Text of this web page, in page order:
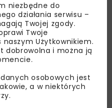
Prywatnościi
na otrzymywanie na
korespondencji
ZAPISZ MNIE
niezbędne do
działania serwisu –
Twojej zgody.
Twoje
Użytkownikiem.
dobrowolna i można ją
osobowych jest
a w niektórych